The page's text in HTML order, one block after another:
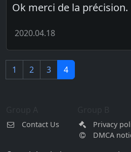
Ok merci de la précision.
2020.04.18
1 2 3 4
Contact Us
Privacy
DMCA